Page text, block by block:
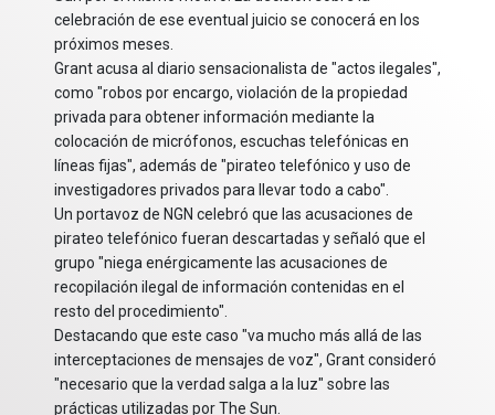
celebración de ese eventual juicio se conocerá en los
próximos meses.
Grant acusa al diario sensacionalista de "actos ilegales",
como "robos por encargo, violación de la propiedad
privada para obtener información mediante la
colocación de micrófonos, escuchas telefónicas en
líneas fijas", además de "pirateo telefónico y uso de
investigadores privados para llevar todo a cabo".
Un portavoz de NGN celebró que las acusaciones de
pirateo telefónico fueran descartadas y señaló que el
grupo "niega enérgicamente las acusaciones de
recopilación ilegal de información contenidas en el
resto del procedimiento".
Destacando que este caso "va mucho más allá de las
interceptaciones de mensajes de voz", Grant consideró
"necesario que la verdad salga a la luz" sobre las
prácticas utilizadas por The Sun.